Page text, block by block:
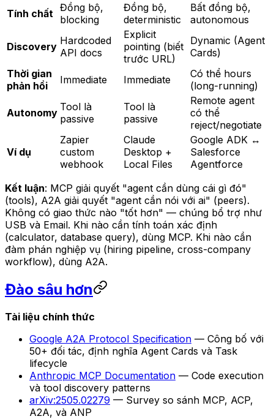
Tính chất Đồng bộ,
blocking
Đồng bộ,
deterministic
Bất đồng bộ,
autonomous
Discovery Hardcoded
API docs
Explicit
pointing (biết
trước URL)
Dynamic (Agent
Cards)
Thời gian
phản hồi
Immediate Immediate
Có thể hours
(long-running)
Autonomy Tool là
passive
Tool là
passive
Remote agent
có thể
reject/negotiate
Ví dụ
Zapier
custom
webhook
Claude
Desktop +
Local Files
Google ADK ↔
Salesforce
Agentforce
Kết luận: MCP giải quyết "agent cần dùng cái gì đó"
(tools), A2A giải quyết "agent cần nói với ai" (peers).
Không có giao thức nào "tốt hơn" — chúng bổ trợ như
USB và Email. Khi nào cần tính toán xác định
(calculator, database query), dùng MCP. Khi nào cần
đàm phán nghiệp vụ (hiring pipeline, cross-company
workflow), dùng A2A.
Đào sâu hơn
Tài liệu chính thức
Google A2A Protocol Specification — Công bố với
50+ đối tác, định nghĩa Agent Cards và Task
lifecycle
Anthropic MCP Documentation — Code execution
và tool discovery patterns
arXiv:2505.02279 — Survey so sánh MCP, ACP,
A2A, và ANP